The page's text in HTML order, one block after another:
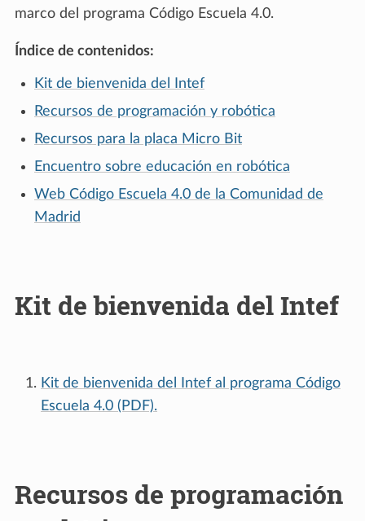
marco del programa Código Escuela 4.0.
Índice de contenidos:
Kit de bienvenida del Intef
Recursos de programación y robótica
Recursos para la placa Micro Bit
Encuentro sobre educación en robótica
Web Código Escuela 4.0 de la Comunidad de
Madrid
Kit de bienvenida del Intef
Kit de bienvenida del Intef al programa Código
Escuela 4.0 (PDF).
Recursos de programación